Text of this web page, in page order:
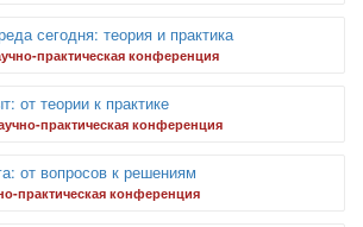
сегодня: теория и практика
практическая конференция
от теории к практике
практическая конференция
от вопросов к решениям
практическая конференция